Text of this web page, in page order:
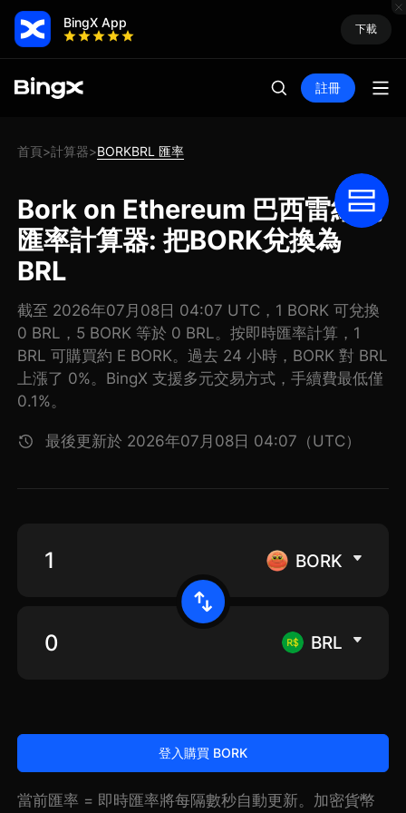
BingX App 下載
註冊
首頁>計算器>BORKBRL 匯率
Bork on Ethereum 巴西雷納爾
匯率計算器: 把BORK兌換為
BRL
截至 2026年07月08日 04:07 UTC，1 BORK 可兌換
0 BRL，5 BORK 等於 0 BRL。按即時匯率計算，1
BRL 可購買約 E BORK。過去 24 小時，BORK 對 BRL
上漲了 0%。BingX 支援多元交易方式，手續費最低僅
0.1%。
最後更新於 2026年07月08日 04:07（UTC）
BORK
BRL
登入購買 BORK
當前匯率 = 即時匯率將每隔數秒自動更新。加密貨幣